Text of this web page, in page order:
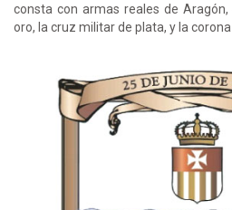
consta con armas reales de
oro, la cruz militar de plata, y la